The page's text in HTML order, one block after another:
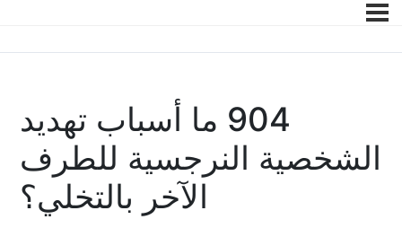
904 ما أسباب تهديد
الشخصية النرجسية للطرف
الآخر بالتخلي؟